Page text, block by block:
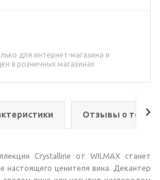
для интернет-магазина и
в розничных магазинах
Отзывы о
Crystalline от WILMAX станет
ценителя вина. Декантер